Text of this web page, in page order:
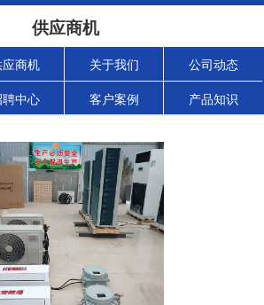
供应商机
应商机 关于我们 公司动态
聘中心 客户案例 产品知识